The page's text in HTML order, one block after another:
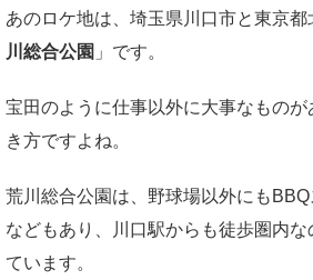
あのロケ地は、埼玉県川口市と東京都
川総合公園 」です。
宝田のように仕事以外に大事なもの
き方ですよね。
荒川総合公園は、野球場以外にも
などもあり、川口駅からも徒歩圏内
ています。